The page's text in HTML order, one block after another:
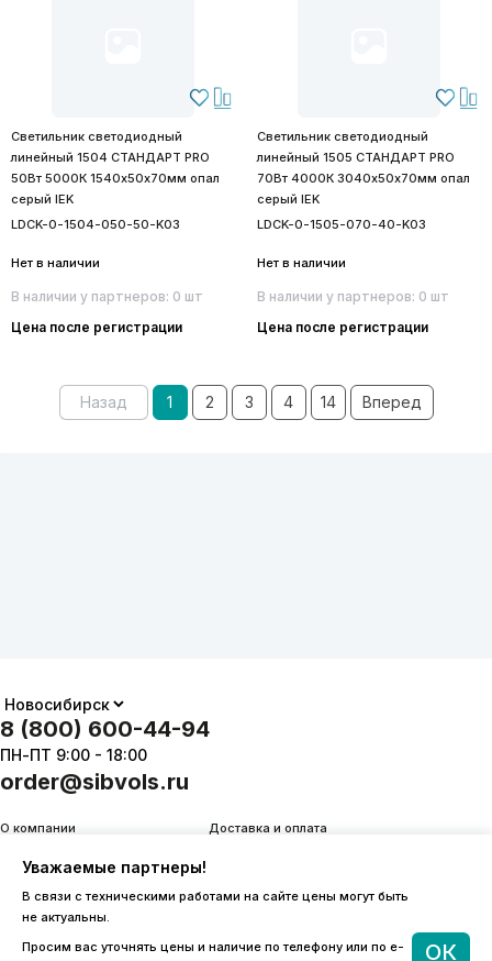
Светильник светодиодный
линейный 1504 СТАНДАРТ PRO
50Вт 5000К 1540х50х70мм опал
серый IEK
LDCK-0-1504-050-50-K03
Нет в наличии
В наличии у партнеров: 0 шт
Цена после регистрации
Светильник светодиодный
линейный 1505 СТАНДАРТ PRO
70Вт 4000К 3040х50х70мм опал
серый IEK
LDCK-0-1505-070-40-K03
Нет в наличии
В наличии у партнеров: 0 шт
Цена после регистрации
Назад 1 2 3 4 14 Вперед
Уважаемые партнеры!
В связи с техническими работами на сайте цены могут быть
не актуальны.
Просим вас уточнять цены и наличие по телефону или по e-
ОК
8 (800) 600-44-94
ПН-ПТ 9:00 - 18:00
order@sibvols.ru
О компании
Доставка и оплата